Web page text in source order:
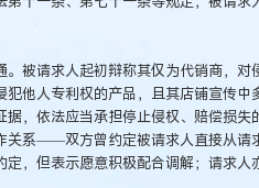
被请求人起初辩称其仅为代销商，
他人专利权的产品，且其店铺宣传中
，依法应当承担停止侵权、赔偿损
关系——双方曾约定被请求人直接从请
，但表示愿意积极配合调解；请求